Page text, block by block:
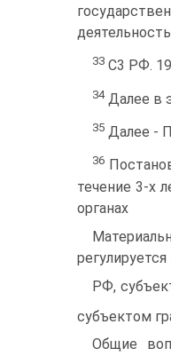
33 С3 РФ.
34Далее в
35 Далее -
36
течение 3-х
органах
РФ,
субъектом
Общие